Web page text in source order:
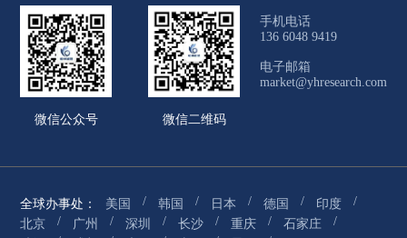
微信公众号 微信二维码
手机电话
136 6048 9419
电子邮箱
market@yhresearch.com
全球办事处： 美国 / 韩国 / 日本 / 德国 / 印度
/
北京
/ 广州 / 深圳 / 长沙 / 重庆 / 石家庄
/